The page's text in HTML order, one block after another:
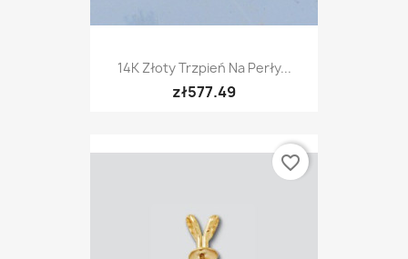
14K Złoty Trzpień Na Perły...
zł577.49
favorite_border